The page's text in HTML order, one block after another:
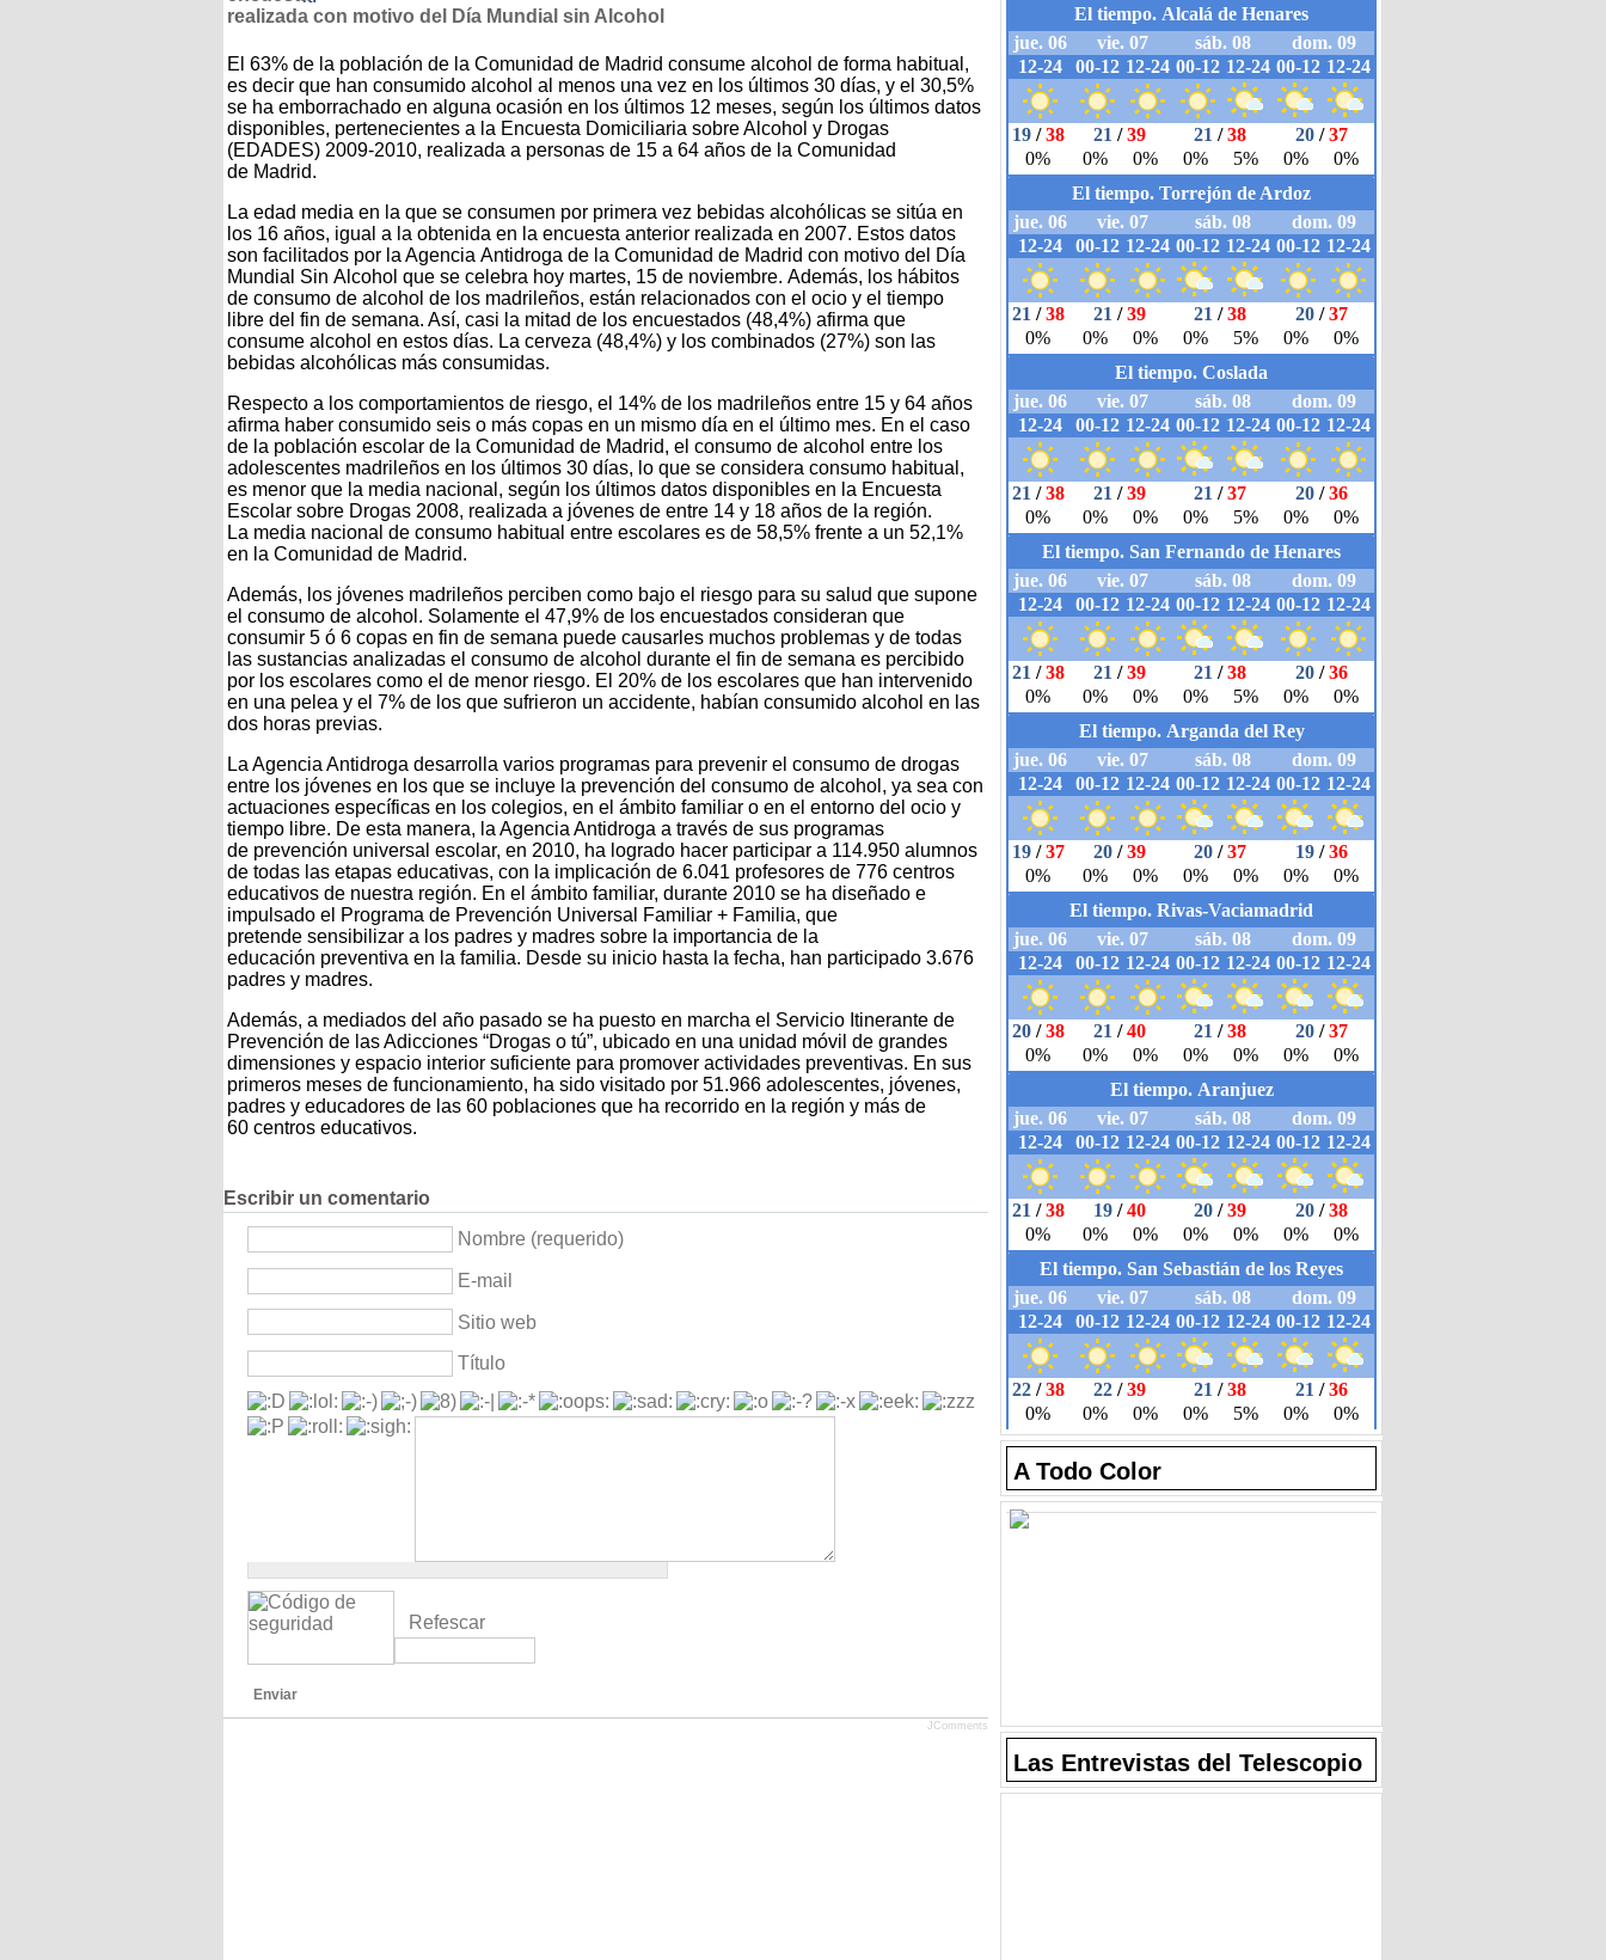
realizada con motivo del Día Mundial sin Alcohol
El 63% de la población de la Comunidad de Madrid consume alcohol de forma habitual,
es decir que han consumido alcohol al menos una vez en los últimos 30 días, y el 30,5%
se ha emborrachado en alguna ocasión en los últimos 12 meses, según los últimos datos
disponibles, pertenecientes a la Encuesta Domiciliaria sobre Alcohol y Drogas
(EDADES) 2009-2010, realizada a personas de 15 a 64 años de la Comunidad
de Madrid.
La edad media en la que se consumen por primera vez bebidas alcohólicas se sitúa en
los 16 años, igual a la obtenida en la encuesta anterior realizada en 2007. Estos datos
son facilitados por la Agencia Antidroga de la Comunidad de Madrid con motivo del Día
Mundial Sin Alcohol que se celebra hoy martes, 15 de noviembre. Además, los hábitos
de consumo de alcohol de los madrileños, están relacionados con el ocio y el tiempo
libre del fin de semana. Así, casi la mitad de los encuestados (48,4%) afirma que
consume alcohol en estos días. La cerveza (48,4%) y los combinados (27%) son las
bebidas alcohólicas más consumidas.
Respecto a los comportamientos de riesgo, el 14% de los madrileños entre 15 y 64 años
afirma haber consumido seis o más copas en un mismo día en el último mes. En el caso
de la población escolar de la Comunidad de Madrid, el consumo de alcohol entre los
adolescentes madrileños en los últimos 30 días, lo que se considera consumo habitual,
es menor que la media nacional, según los últimos datos disponibles en la Encuesta
Escolar sobre Drogas 2008, realizada a jóvenes de entre 14 y 18 años de la región.
La media nacional de consumo habitual entre escolares es de 58,5% frente a un 52,1%
en la Comunidad de Madrid.
Además, los jóvenes madrileños perciben como bajo el riesgo para su salud que supone
el consumo de alcohol. Solamente el 47,9% de los encuestados consideran que
consumir 5 ó 6 copas en fin de semana puede causarles muchos problemas y de todas
las sustancias analizadas el consumo de alcohol durante el fin de semana es percibido
por los escolares como el de menor riesgo. El 20% de los escolares que han intervenido
en una pelea y el 7% de los que sufrieron un accidente, habían consumido alcohol en las
dos horas previas.
La Agencia Antidroga desarrolla varios programas para prevenir el consumo de drogas
entre los jóvenes en los que se incluye la prevención del consumo de alcohol, ya sea con
actuaciones específicas en los colegios, en el ámbito familiar o en el entorno del ocio y
tiempo libre. De esta manera, la Agencia Antidroga a través de sus programas
de prevención universal escolar, en 2010, ha logrado hacer participar a 114.950 alumnos
de todas las etapas educativas, con la implicación de 6.041 profesores de 776 centros
educativos de nuestra región. En el ámbito familiar, durante 2010 se ha diseñado e
impulsado el Programa de Prevención Universal Familiar + Familia, que
pretende sensibilizar a los padres y madres sobre la importancia de la
educación preventiva en la familia. Desde su inicio hasta la fecha, han participado 3.676
padres y madres.
Además, a mediados del año pasado se ha puesto en marcha el Servicio Itinerante de
Prevención de las Adicciones “Drogas o tú”, ubicado en una unidad móvil de grandes
dimensiones y espacio interior suficiente para promover actividades preventivas. En sus
primeros meses de funcionamiento, ha sido visitado por 51.966 adolescentes, jóvenes,
padres y educadores de las 60 poblaciones que ha recorrido en la región y más de
60 centros educativos.
Escribir un comentario
Nombre (requerido)
E-mail
Sitio web
Título
Refescar
Enviar
JComments
A Todo Color
Las Entrevistas del Telescopio